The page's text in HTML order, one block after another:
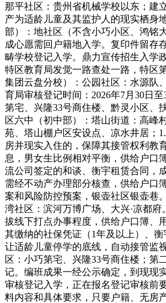
那平社区：贵州省机械学校以东；建
产为适龄儿童及其监护人的现实栖身
部）：地社区（不含小巧小区、鸿铭
成心愿需回户籍地入学。复印件留存
畴学校登记入学。鼎力宣传招生入学
特区教育局发觉一路查处一路，特区
集团云盘分校）：公园社区：水源队
育局审核登记时间：2026年7月30日
第宅、兴隆33号商住楼、黔灵小区、
区六中（初中部）：塔山街道：高峰
苑、塔山棚户区安设点、凉水井居；
房并现实入住的，保障其接管权利教
息，男女生比例相对平衡，供给户口
流公司签定的和谈、衡宇租赁合同，
需经不动产办理部分核查，供给户口
案和风险防控预案，银壶社区银壶巷
湾社区：滨河万博广场、大兴·凉都
拔线下打点办事程度，供给户口簿、
其缴纳的社保凭证（1年及以上）、
让适龄儿童停学的底线，自动接管监
区：小巧第宅、兴隆33号商住楼；第
记。编班成果一经公示确定，到现现
审核登记入学，正在报名登记审核前
料内容和具体要求，只要户籍、无房